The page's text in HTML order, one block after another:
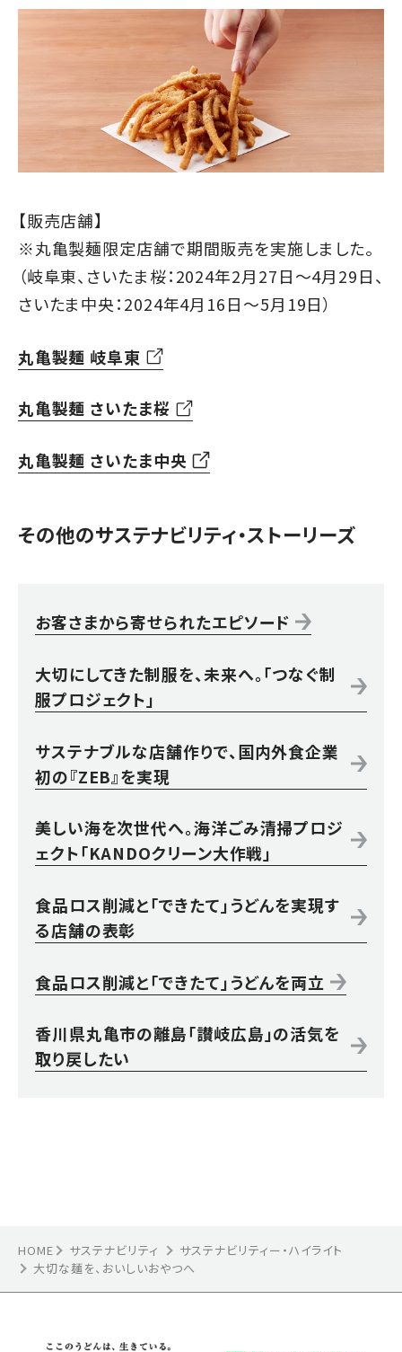
【販売店舗】
※丸亀製麺限定店舗で期間販売を実施しました。
（岐阜東、さいたま桜：2024年2月27日～4月29日、
さいたま中央：2024年4月16日～5月19日）
丸亀製麺 岐阜東
丸亀製麺 さいたま桜
丸亀製麺 さいたま中央
その他のサステナビリティ・ストーリーズ
お客さまから寄せられたエピソード
大切にしてきた制服を、未来へ。「つなぐ制
服プロジェクト」
サステナブルな店舗作りで、国内外食企業
初の『ZEB』を実現
美しい海を次世代へ。海洋ごみ清掃プロジ
ェクト「KANDOクリーン大作戦」
食品ロス削減と「できたて」うどんを実現す
る店舗の表彰
食品ロス削減と「できたて」うどんを両立
香川県丸亀市の離島「讃岐広島」の活気を
取り戻したい
HOME サステナビリティ
サステナビリティー・ハイライト
大切な麺を、おいしいおやつへ